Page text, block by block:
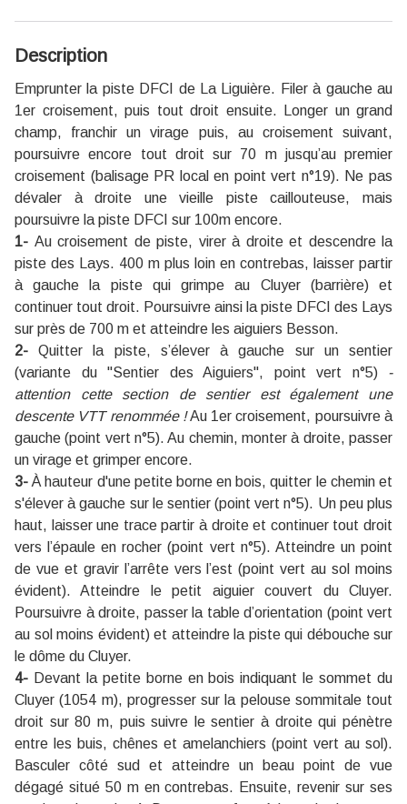
Description
Emprunter la piste DFCI de La Liguière. Filer à gauche au
1er croisement, puis tout droit ensuite. Longer un grand
champ, franchir un virage puis, au croisement suivant,
poursuivre encore tout droit sur 70 m jusqu’au premier
croisement (balisage PR local en point vert n°19). Ne pas
dévaler à droite une vieille piste caillouteuse, mais
poursuivre la piste DFCI sur 100m encore.
1- Au croisement de piste, virer à droite et descendre la
piste des Lays. 400 m plus loin en contrebas, laisser partir
à gauche la piste qui grimpe au Cluyer (barrière) et
continuer tout droit. Poursuivre ainsi la piste DFCI des Lays
sur près de 700 m et atteindre les aiguiers Besson.
2- Quitter la piste, s’élever à gauche sur un sentier
(variante du ''Sentier des Aiguiers'', point vert n°5) -
attention cette section de sentier est également une
descente VTT renommée !Au 1er croisement, poursuivre à
gauche (point vert n°5). Au chemin, monter à droite, passer
un virage et grimper encore.
3- À hauteur d'une petite borne en bois, quitter le chemin et
s'élever à gauche sur le sentier (point vert n°5). Un peu plus
haut, laisser une trace partir à droite et continuer tout droit
vers l’épaule en rocher (point vert n°5). Atteindre un point
de vue et gravir l’arrête vers l’est (point vert au sol moins
évident). Atteindre le petit aiguier couvert du Cluyer.
Poursuivre à droite, passer la table d’orientation (point vert
au sol moins évident) et atteindre la piste qui débouche sur
le dôme du Cluyer.
4- Devant la petite borne en bois indiquant le sommet du
Cluyer (1054 m), progresser sur la pelouse sommitale tout
droit sur 80 m, puis suivre le sentier à droite qui pénètre
entre les buis, chênes et amelanchiers (point vert au sol).
Basculer côté sud et atteindre un beau point de vue
dégagé situé 50 m en contrebas. Ensuite, revenir sur ses